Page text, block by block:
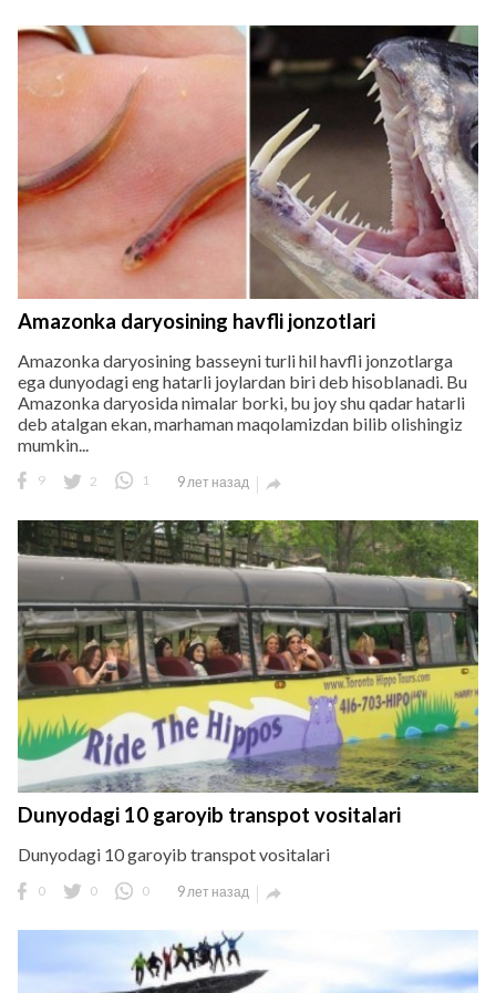
Amazonka daryosining havfli jonzotlari
Amazonka daryosining basseyni turli hil havfli jonzotlarga
ega dunyodagi eng hatarli joylardan biri deb hisoblanadi. Bu
Amazonka daryosida nimalar borki, bu joy shu qadar hatarli
deb atalgan ekan, marhaman maqolamizdan bilib olishingiz
mumkin...
9 2 1 9 лет назад 
Dunyodagi 10 garoyib transpot vositalari
Dunyodagi 10 garoyib transpot vositalari
0 0 0 9 лет назад 